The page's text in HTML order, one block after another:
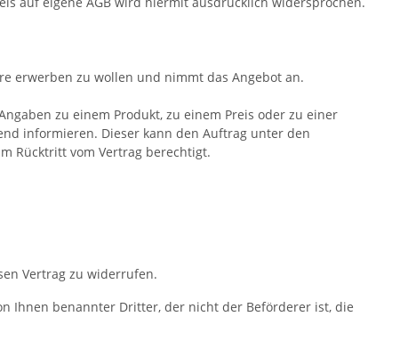
erwerben zu wollen und nimmt das Angebot an.
zu einem Produkt, zu einem Preis oder zu einer
informieren. Dieser kann den Auftrag unter den
Rücktritt vom Vertrag berechtigt.
Vertrag zu widerrufen.
Ihnen benannter Dritter, der nicht der Beförderer ist, die